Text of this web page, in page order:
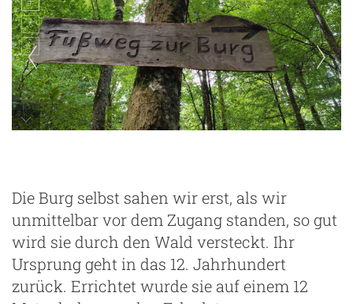
Die Burg selbst sahen wir erst, als wir
unmittelbar vor dem Zugang standen, so gut
wird sie durch den Wald versteckt. Ihr
Ursprung geht in das 12. Jahrhundert
zurück. Errichtet wurde sie auf einem 12